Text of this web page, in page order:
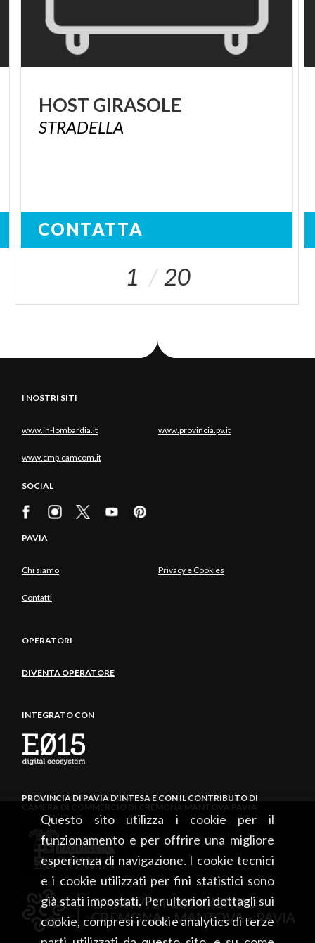
Questo sito utilizza i cookie per il
funzionamento e per offrire una migliore
esperienza di navigazione. I cookie tecnici
e i cookie utilizzati per fini statistici sono
già stati impostati. Per ulteriori dettagli sui
cookie, compresi i cookie analytics di terze
HOST GIRASOLE
STRADELLA
CONTATTA
1 20
I NOSTRI SITI
www.in-lombardia.it www.provincia.pv.it
www.cmp.camcom.it
SOCIAL
PAVIA
Chi siamo Privacy e Cookies
Contatti
OPERATORI
DIVENTA OPERATORE
INTEGRATO CON
PROVINCIA DI PAVIA D’INTESA E CON IL CONTRIBUTO DI
CAMERA DI COMMERCIO DI CREMONA MANTOVA PAVIA